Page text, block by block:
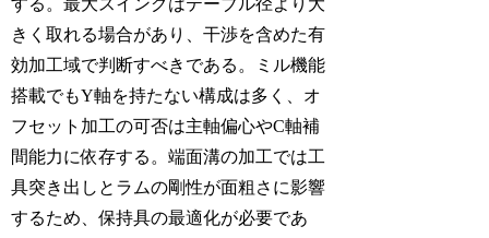
する。最大スイングはテーブル径より大
きく取れる場合があり、干渉を含めた有
効加工域で判断すべきである。ミル機能
搭載でもY軸を持たない構成は多く、オ
フセット加工の可否は主軸偏心やC軸補
間能力に依存する。端面溝の加工では工
具突き出しとラムの剛性が面粗さに影響
するため、保持具の最適化が必要であ